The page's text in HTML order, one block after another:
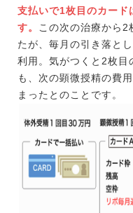
支払いで1枚目のカード
す。
この次の治療から2
たが、毎月の引き落と
利用。気がつくと2枚目
も、次の顕微授精の費
まったとのことです。